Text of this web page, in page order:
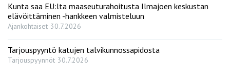
Kunta saa EU:lta maaseuturahoitusta Ilmajoen keskustan
elävöittäminen -hankkeen valmisteluun
Ajankohtaiset 30.7.2026
Tarjouspyyntö katujen talvikunnossapidosta
Tarjouspyynnöt 30.7.2026